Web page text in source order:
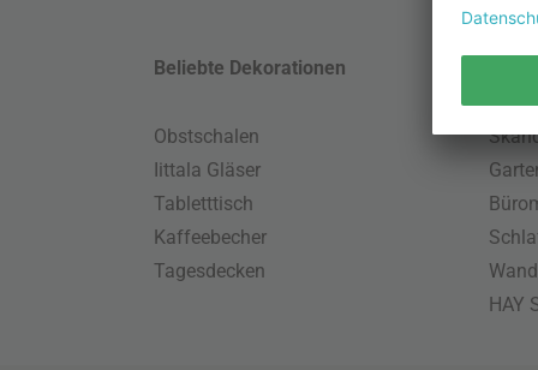
Beliebte Dekorationen
Obstschalen
Iittala Gläser
Tabletttisch
Kaffeebecher
Tagesdecken
HAY